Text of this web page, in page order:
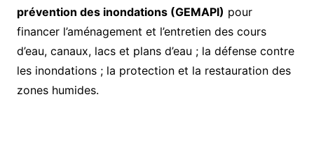
prévention des inondations (GEMAPI) pour
financer l’aménagement et l’entretien des cours
d’eau, canaux, lacs et plans d’eau ; la défense contre
les inondations ; la protection et la restauration des
zones humides.